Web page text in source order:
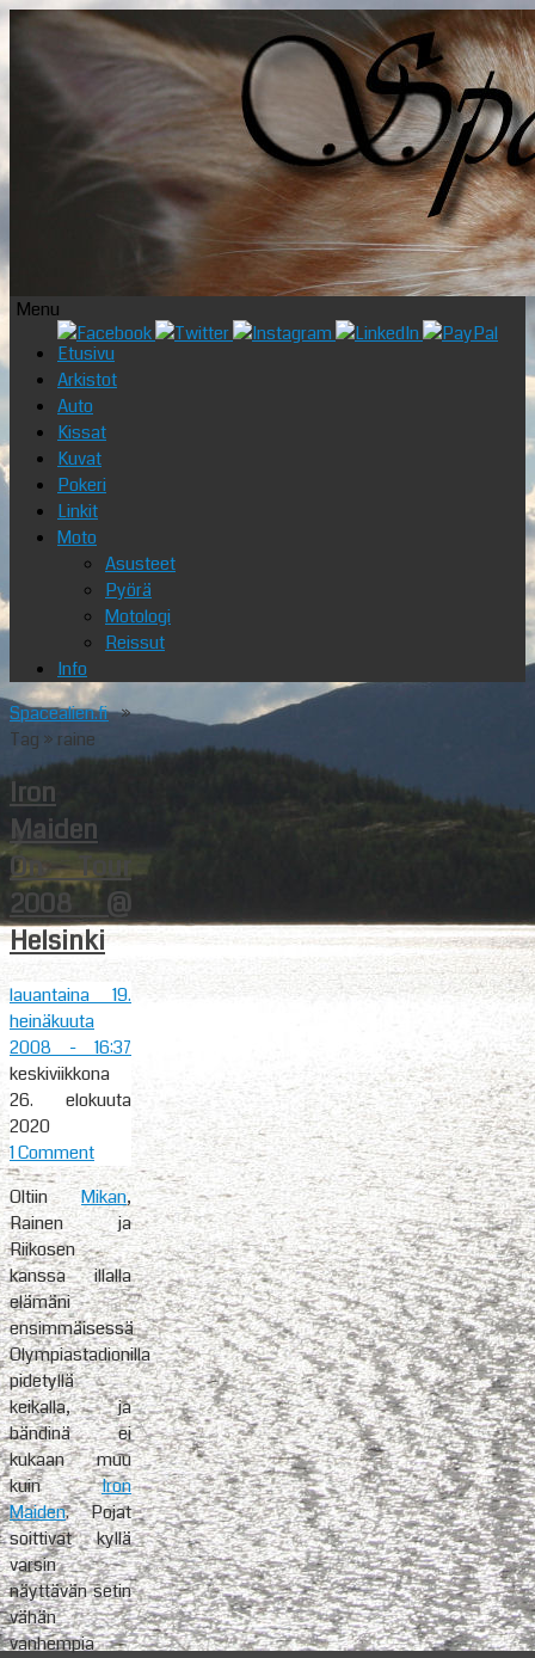
Menu
Skip
content
Etusivu
Arkistot
Auto
Kissat
Kuvat
Pokeri
Linkit
Moto
Asusteet
Pyörä
Motologi
Reissut
Info
Spacealien.fi»
Tag » raine
Iron
Maiden
On Tour
2008 @
Helsinki
lauantaina 19.
heinäkuuta
2008
- 16:37
keskiviikkona
26. elokuuta
2020
1 Comment
OltiinMikan,
Rainen ja
Riikosen
kanssa illalla
elämäni
ensimmäisessä
Olympiastadionilla
pidetyllä
keikalla, ja
bändinä ei
kukaan muu
kuinIron
Maiden. Pojat
soittivat kyllä
varsin
näyttävän setin
vähän
vanhempia